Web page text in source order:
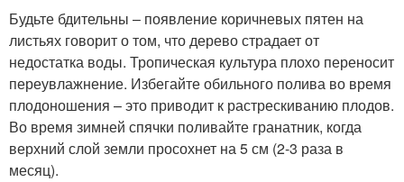
Будьте бдительны – появление коричневых пятен на
листьях говорит о том, что дерево страдает от
недостатка воды. Тропическая культура плохо переносит
переувлажнение. Избегайте обильного полива во время
плодоношения – это приводит к растрескиванию плодов.
Во время зимней спячки поливайте гранатник, когда
верхний слой земли просохнет на 5 см (2-3 раза в
месяц).